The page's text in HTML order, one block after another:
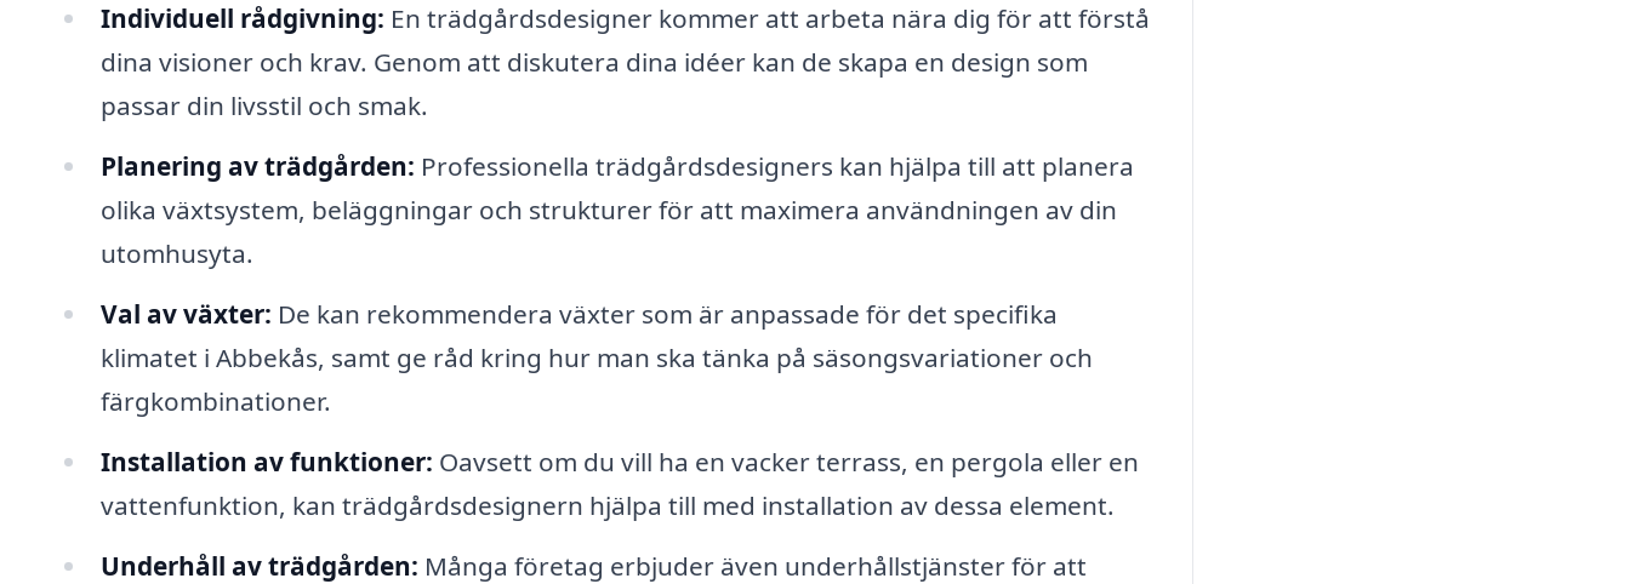
Individuell rådgivning: En trädgårdsdesigner kommer att arbeta nära dig för att förstå
dina visioner och krav. Genom att diskutera dina idéer kan de skapa en design som
passar din livsstil och smak.
Planering av trädgården: Professionella trädgårdsdesigners kan hjälpa till att planera
olika växtsystem, beläggningar och strukturer för att maximera användningen av din
utomhusyta.
Val av växter: De kan rekommendera växter som är anpassade för det specifika
klimatet i Abbekås, samt ge råd kring hur man ska tänka på säsongsvariationer och
färgkombinationer.
Installation av funktioner: Oavsett om du vill ha en vacker terrass, en pergola eller en
vattenfunktion, kan trädgårdsdesignern hjälpa till med installation av dessa element.
Underhåll av trädgården: Många företag erbjuder även underhållstjänster för att